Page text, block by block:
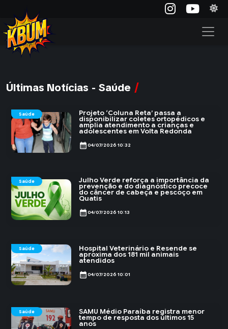
Últimas Notícias - Saúde
Saúde Projeto ‘Coluna Reta’ passa a
disponibilizar coletes ortopédicos e
amplia atendimento a crianças e
adolescentes em Volta Redonda
calendar_month04/07/2026 10:32
Saúde Julho Verde reforça a importância da
prevenção e do diagnóstico precoce
do câncer de cabeça e pescoço em
Quatis
calendar_month04/07/2026 10:13
Saúde Hospital Veterinário e Resende se
aproxima dos 181 mil animais
atendidos
calendar_month04/07/2026 10:01
Saúde SAMU Médio Paraíba registra menor
tempo de resposta dos últimos 15
anos